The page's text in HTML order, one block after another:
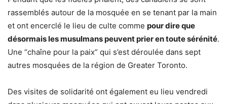
rassemblés autour de la mosquée en se tenant par la main
et ont encerclé le lieu de culte comme pour dire que
désormais les musulmans peuvent prier en toute sérénité.
Une “chaîne pour la paix” qui s’est déroulée dans sept
autres mosquées de la région de Greater Toronto.
Des visites de solidarité ont également eu lieu vendredi